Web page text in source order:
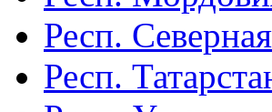
Респ.
Респ.